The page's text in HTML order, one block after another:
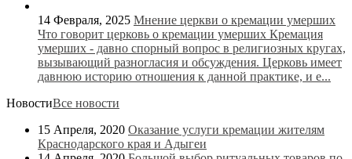
14 Февраля, 2025 Мнение церкви о кремации умерших
Что говорит церковь о кремации умерших Кремация
умерших - давно спорный вопрос в религиозных кругах,
вызывающий разногласия и обсуждения. Церковь имеет
давнюю историю отношения к данной практике, и е...
НовостиВсе новости
15 Апреля, 2020 Оказание услуги кремации жителям
Краснодарского края и Адыгеи